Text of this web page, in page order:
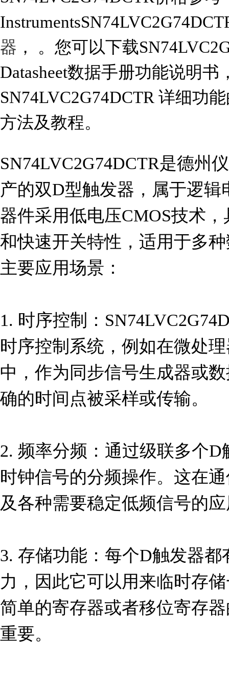
器 ， 。您可以下载
Datasheet数据手册功能说明书
SN74LVC2G74DCTR 详细功
方法及教程。
SN74LVC2G74DCTR是德州
产的双D型触发器，属于逻
器件采用低电压CMOS技术
和快速开关特性，适用于多
主要应用场景：
1. 时序控制：
时序控制系统，例如在微处
中，作为同步信号生成器或
确的时间点被采样或传输。
2. 频率分频：通过级联多个
时钟信号的分频操作。这在
及各种需要稳定低频信号的
3. 存储功能：每个D触发器
力，因此它可以用来临时存
简单的寄存器或者移位寄存
重要。